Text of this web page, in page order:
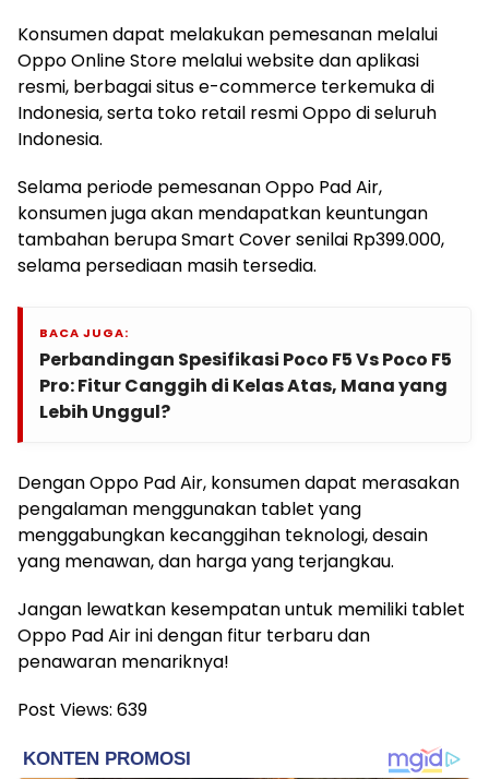
Konsumen dapat melakukan pemesanan melalui
Oppo Online Store melalui website dan aplikasi
resmi, berbagai situs e-commerce terkemuka di
Indonesia, serta toko retail resmi Oppo di seluruh
Indonesia.
Selama periode pemesanan Oppo Pad Air,
konsumen juga akan mendapatkan keuntungan
tambahan berupa Smart Cover senilai Rp399.000,
selama persediaan masih tersedia.
BACA JUGA:
Perbandingan Spesifikasi Poco F5 Vs Poco F5
Pro: Fitur Canggih di Kelas Atas, Mana yang
Lebih Unggul?
Dengan Oppo Pad Air, konsumen dapat merasakan
pengalaman menggunakan tablet yang
menggabungkan kecanggihan teknologi, desain
yang menawan, dan harga yang terjangkau.
Jangan lewatkan kesempatan untuk memiliki tablet
Oppo Pad Air ini dengan fitur terbaru dan
penawaran menariknya!
Post Views: 639